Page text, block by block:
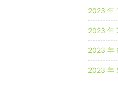
2023 年
2023 年
2023 年
2023 年